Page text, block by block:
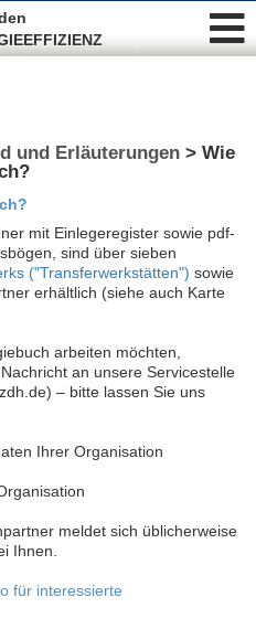
und Erläuterungen > Wie
mit Einlegeregister sowie pdf-
sind über sieben
("Transferwerkstätten") sowie
erhältlich (siehe auch Karte
arbeiten möchten,
an unsere Servicestelle
– bitte lassen Sie uns
Ihrer Organisation
meldet sich üblicherweise
Ihnen.
für interessierte